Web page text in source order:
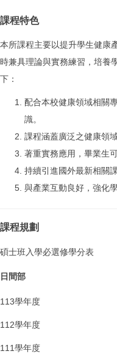
課程特色
本所課程主要以提升學生健康
時兼具理論與實務練習，培養
下：
配合本校健康領域相關
識。
課程涵蓋廣泛之健康領
著重實務應用，畢業生
持續引進國外最新相關
與產業互動良好，強化
課程規劃
碩士班入學必選修學分表
日間部
113學年度
112學年度
111學年度